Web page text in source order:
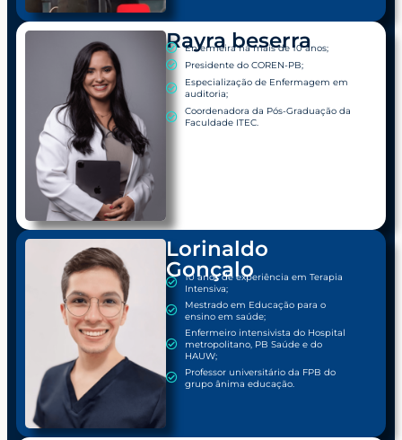
Rayra beserra
Enfermeira há mais de 10 anos;
Presidente do COREN-PB;
Especialização de Enfermagem em
auditoria;
Coordenadora da Pós-Graduação da
Faculdade ITEC.
Lorinaldo
Gonçalo​
10 anos de experiência em Terapia
Intensiva;
Mestrado em Educação para o
ensino em saúde;
Enfermeiro intensivista do Hospital
metropolitano, PB Saúde e do
HAUW;
Professor universitário da FPB do
grupo ânima educação.